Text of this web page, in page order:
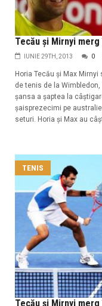
Tecău și Mirnyi
IUNIE 29TH, 2013 0
Horia Tecău și Max
de tenis de la
șansa a șaptea la
șaisprezecimi pe
seturi. Horia și Max au
TENIS
Tecău și Mirnyi